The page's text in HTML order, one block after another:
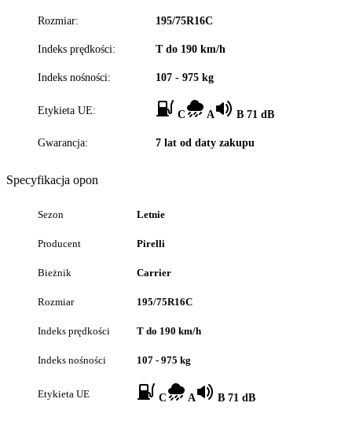
Rozmiar: 195/75R16C
Indeks prędkości: T do 190 km/h
Indeks nośności: 107 - 975 kg
Etykieta UE: C A B 71 dB
Gwarancja: 7 lat od daty zakupu
Specyfikacja opon
Sezon Letnie
Producent Pirelli
Bieżnik Carrier
Rozmiar 195/75R16C
Indeks prędkości T do 190 km/h
Indeks nośności 107 - 975 kg
Etykieta UE C A B 71 dB